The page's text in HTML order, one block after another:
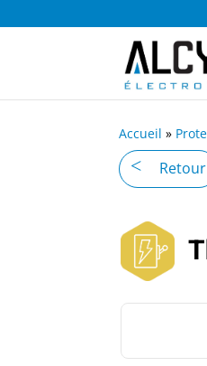
Accueil »
Retour